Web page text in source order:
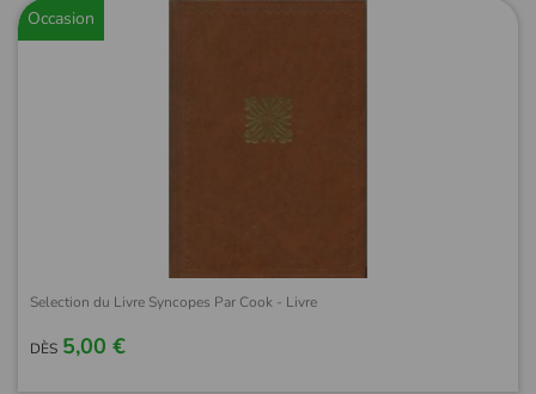
Occasion
Selection du Livre Syncopes Par Cook - Livre
DÈS 5,00 €